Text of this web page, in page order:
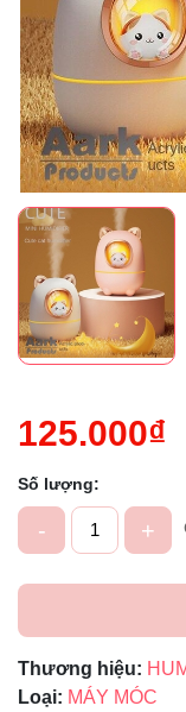
125.000₫
Số lượng:
- +
Thương hiệu:
Loại: MÁY MÓC